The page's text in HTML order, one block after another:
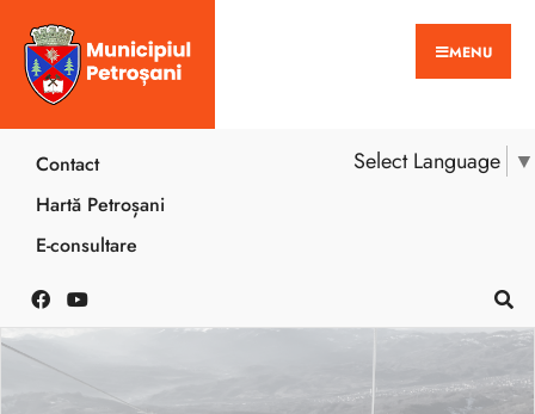
MENU
Select Language ▼
Contact
Hartă Petroșani
E-consultare